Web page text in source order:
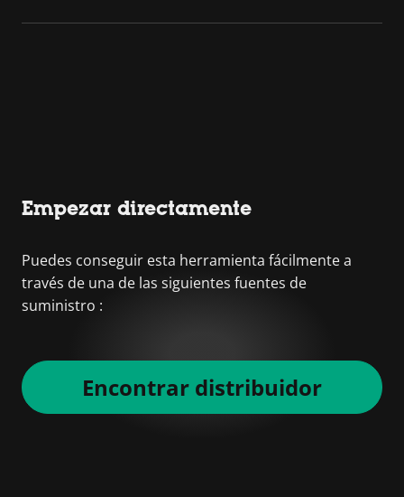
Empezar directamente
Puedes conseguir esta herramienta fácilmente a
través de una de las siguientes fuentes de
suministro :
Encontrar distribuidor